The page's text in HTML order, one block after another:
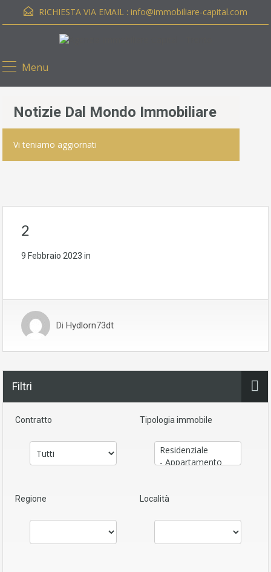
RICHIESTA VIA EMAIL : info@immobiliare-capital.com
Menu
Notizie Dal Mondo Immobiliare
Vi teniamo aggiornati
2
9 Febbraio 2023 in
Di Hydlorn73dt
Filtri
Contratto Tipologia immobile
Regione Località